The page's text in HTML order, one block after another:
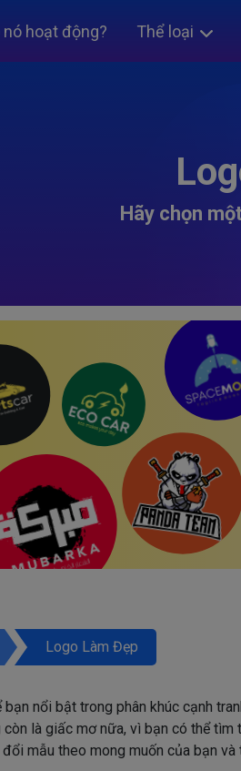
hoạt động? Thể loại
Hãy chọn
Logo Làm Đẹp
nổi bật trong phân khúc cạnh
còn là giấc mơ nữa, vì bạn có thể
đổi mẫu theo mong muốn của bạn